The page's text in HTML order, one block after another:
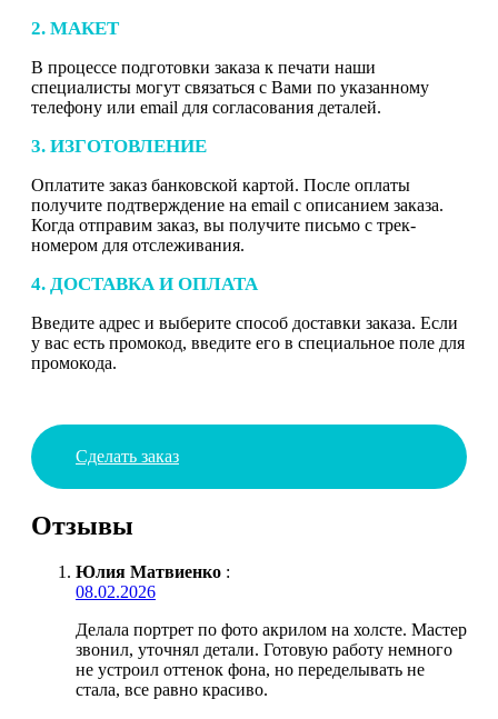
2. МАКЕТ
В процессе подготовки заказа к печати наши
специалисты могут связаться с Вами по указанному
телефону или email для согласования деталей.
3. ИЗГОТОВЛЕНИЕ
Оплатите заказ банковской картой. После оплаты
получите подтверждение на email с описанием заказа.
Когда отправим заказ, вы получите письмо с трек-
номером для отслеживания.
4. ДОСТАВКА И ОПЛАТА
Введите адрес и выберите способ доставки заказа. Если
у вас есть промокод, введите его в специальное поле для
промокода.
Сделать заказ
Отзывы
Юлия Матвиенко :
08.02.2026
Делала портрет по фото акрилом на холсте. Мастер
звонил, уточнял детали. Готовую работу немного
не устроил оттенок фона, но переделывать не
стала, все равно красиво.